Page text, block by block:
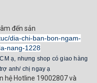
đến sản
dia-chi-ban-bon-ngam-
nang-1228
ạ, nhưng shop có giao hàng
anh/ chị ngay ạ
hệ Hotline 19002807 và